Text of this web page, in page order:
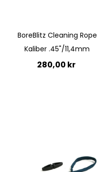
BoreBlitz Cleaning Rope
Kaliber .45"/11,4mm
280,00 kr